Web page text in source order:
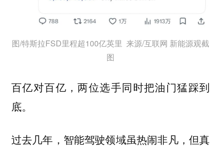
图/特斯拉FSD里程超100亿英里 来源/互联网 新能源观截
图
百亿对百亿，两位选手同时把油门猛踩到
底。
过去几年，智能驾驶领域虽热闹非凡，但真